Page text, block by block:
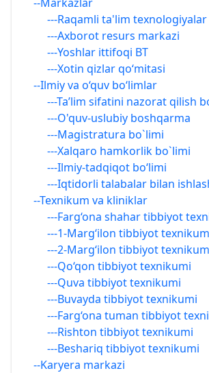
---Raqamli ta'lim
---Axborot resurs markazi
---Yoshlar ittifoqi BT
---Xotin qizlar qo‘mitasi
--Ilmiy va o‘quv bo‘limlar
---Ta’lim sifatini nazorat qilish
---O'quv-uslubiy boshqarma
---Magistratura bo`limi
---Xalqaro hamkorlik bo`limi
---Ilmiy-tadqiqot bo‘limi
---Iqtidorli talabalar bilan
--Texnikum va kliniklar
---Farg‘ona shahar tibbiyot
---1-Marg‘ilon tibbiyot
---2-Marg‘ilon tibbiyot
---Qo‘qon tibbiyot texnikumi
---Quva tibbiyot texnikumi
---Buvayda tibbiyot texnikumi
---Farg‘ona tuman tibbiyot
---Rishton tibbiyot texnikumi
---Beshariq tibbiyot texnikumi
--Karyera markazi